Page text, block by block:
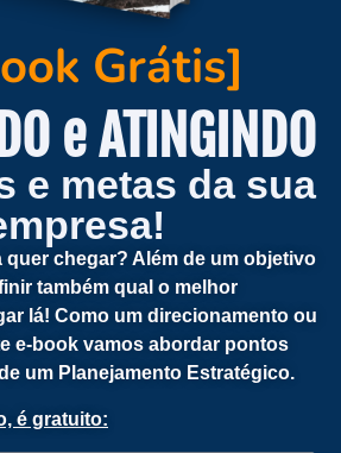
Grátis]
e ATINGINDO
e metas da sua
quer chegar? Além de um objetivo
também qual o melhor
lá! Como um direcionamento ou
e-book vamos abordar pontos
um Planejamento Estratégico.
é gratuito: